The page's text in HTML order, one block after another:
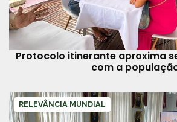
Protocolo itinerante aproxima
com a
RELEVÂNCIA MUNDIAL